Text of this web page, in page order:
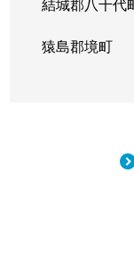
猿島郡境町